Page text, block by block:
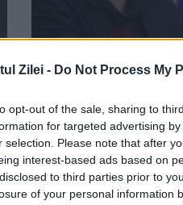
Zilei - Do Not Process My
opt-out of the sale, sharing to
for targeted advertising
selection. Please note that after
interest-based ads based on
to third parties prior to
of your personal information
ADEVĂRUL
MINCINOASE
INSPECȚIA
RATA